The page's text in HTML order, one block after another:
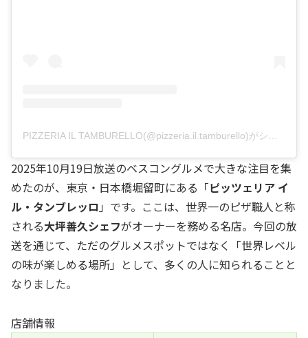
PIZZERIA IL TAMBURELLO(@pizzeria.il.tamburello)がシェアした投稿
2025年10月19日放送のベスコングルメで大きな注目を集
めたのが、東京・日本橋堀留町にある「ピッツェリア イ
ル・タンブレッロ 」です。ここは、世界一のピザ職人と称
される大坪善久シェフがオーナーを務める名店。今回の放
送を通じて、ただのグルメスポットではなく「世界レベル
の味が楽しめる場所」として、多くの人に知られることと
なりました。
店舗情報